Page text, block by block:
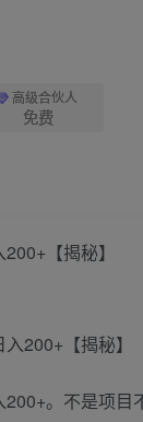
高级合伙人
免费
【揭秘】
。不是项